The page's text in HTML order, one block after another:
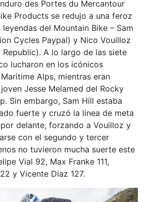
des Portes du Mercantour
Products se redujo a una feroz
del Mountain Bike – Sam
Cycles Paypal) y Nico Vouilloz
A lo largo de las siete
lucharon en los icónicos
Alps, mientras eran
Jesse Melamed del Rocky
Sin embargo, Sam Hill estaba
fuerte y cruzó la línea de meta
delante, forzando a Vouilloz y
con el segundo y tercer
no tuvieron mucha suerte este
Vial 92, Max Franke 111,
y Vicente Diaz 127.